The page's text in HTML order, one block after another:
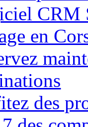
CRM
en
des